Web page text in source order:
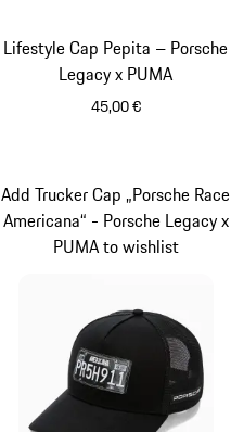
Lifestyle Cap Pepita – Porsche
Legacy x PUMA
45,00 €
Add Trucker Cap „Porsche Race
Americana“ - Porsche Legacy x
PUMA to wishlist